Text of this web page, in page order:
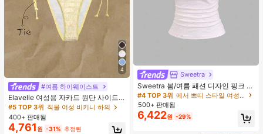
4
#여름 하이웨이스트
Elavelle 여성용 자카드 원단 사이드
타이 비키니 하의, 봄/여름
#5 TOP 3위 직물 여성 비키니 하의
400+ 판매됨
4,761 원 -31% 추정된
Sweetra
Sweetra 봄/여름 패션 디자인 핑크 스
트라이프 브라운 폴카 도트 스파게티
스트랩 2 In 1 스위트 걸리시 비치 로
맨틱 휴가 스타일 여성용 캐미 탱크 탑
#4 TOP 3위
에서 쁘띠 스타일 여성 상의, 블라우스 & 티
500+ 판매됨
6,422원 -29%